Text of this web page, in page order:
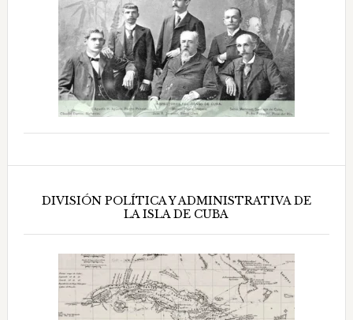
DIVISIÓN POLÍTICA Y ADMINISTRATIVA DE
LA ISLA DE CUBA